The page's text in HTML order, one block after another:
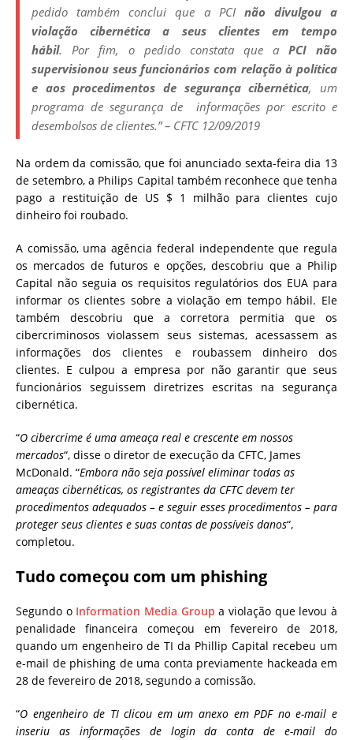
pedido também conclui que a PCI não divulgou a
violação cibernética a seus clientes em tempo
hábil. Por fim, o pedido constata que a PCI não
supervisionou seus funcionários com relação à política
e aos procedimentos de segurança cibernética, um
programa de segurança de informações por escrito e
desembolsos de clientes.” – CFTC 12/09/2019
Na ordem da comissão, que foi anunciado sexta-feira dia 13
de setembro, a Philips Capital também reconhece que tenha
pago a restituição de US $ 1 milhão para clientes cujo
dinheiro foi roubado.
A comissão, uma agência federal independente que regula
os mercados de futuros e opções, descobriu que a Philip
Capital não seguia os requisitos regulatórios dos EUA para
informar os clientes sobre a violação em tempo hábil. Ele
também descobriu que a corretora permitia que os
cibercriminosos violassem seus sistemas, acessassem as
informações dos clientes e roubassem dinheiro dos
clientes. E culpou a empresa por não garantir que seus
funcionários seguissem diretrizes escritas na segurança
cibernética.
“O cibercrime é uma ameaça real e crescente em nossos
mercados“, disse o diretor de execução da CFTC, James
McDonald. “Embora não seja possível eliminar todas as
ameaças cibernéticas, os registrantes da CFTC devem ter
procedimentos adequados – e seguir esses procedimentos – para
proteger seus clientes e suas contas de possíveis danos“,
completou.
Tudo começou com um phishing
Segundo o Information Media Group a violação que levou à
penalidade financeira começou em fevereiro de 2018,
quando um engenheiro de TI da Phillip Capital recebeu um
e-mail de phishing de uma conta previamente hackeada em
28 de fevereiro de 2018, segundo a comissão.
“O engenheiro de TI clicou em um anexo em PDF no e-mail e
inseriu as informações de login da conta de e-mail do